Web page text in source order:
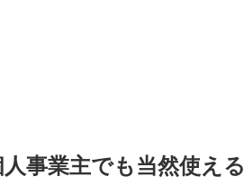
事業主でも当然使える